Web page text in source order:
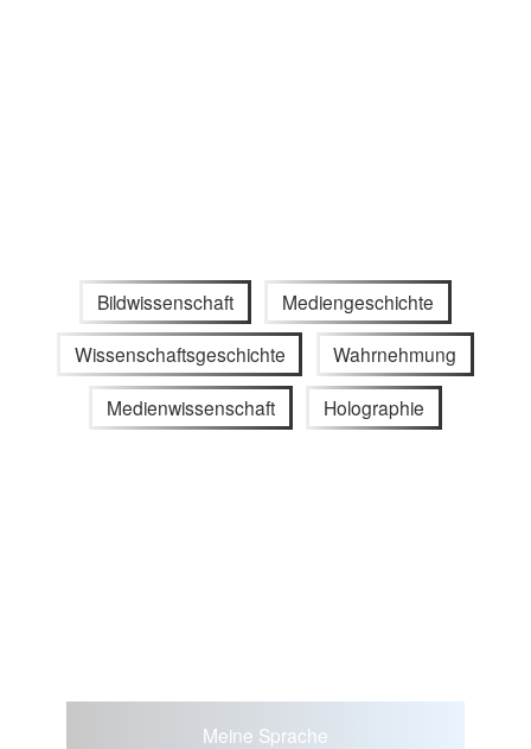
Bildwissenschaft Mediengeschichte
Wissenschaftsgeschichte Wahrnehmung
Medienwissenschaft Holographie
Meine Sprache